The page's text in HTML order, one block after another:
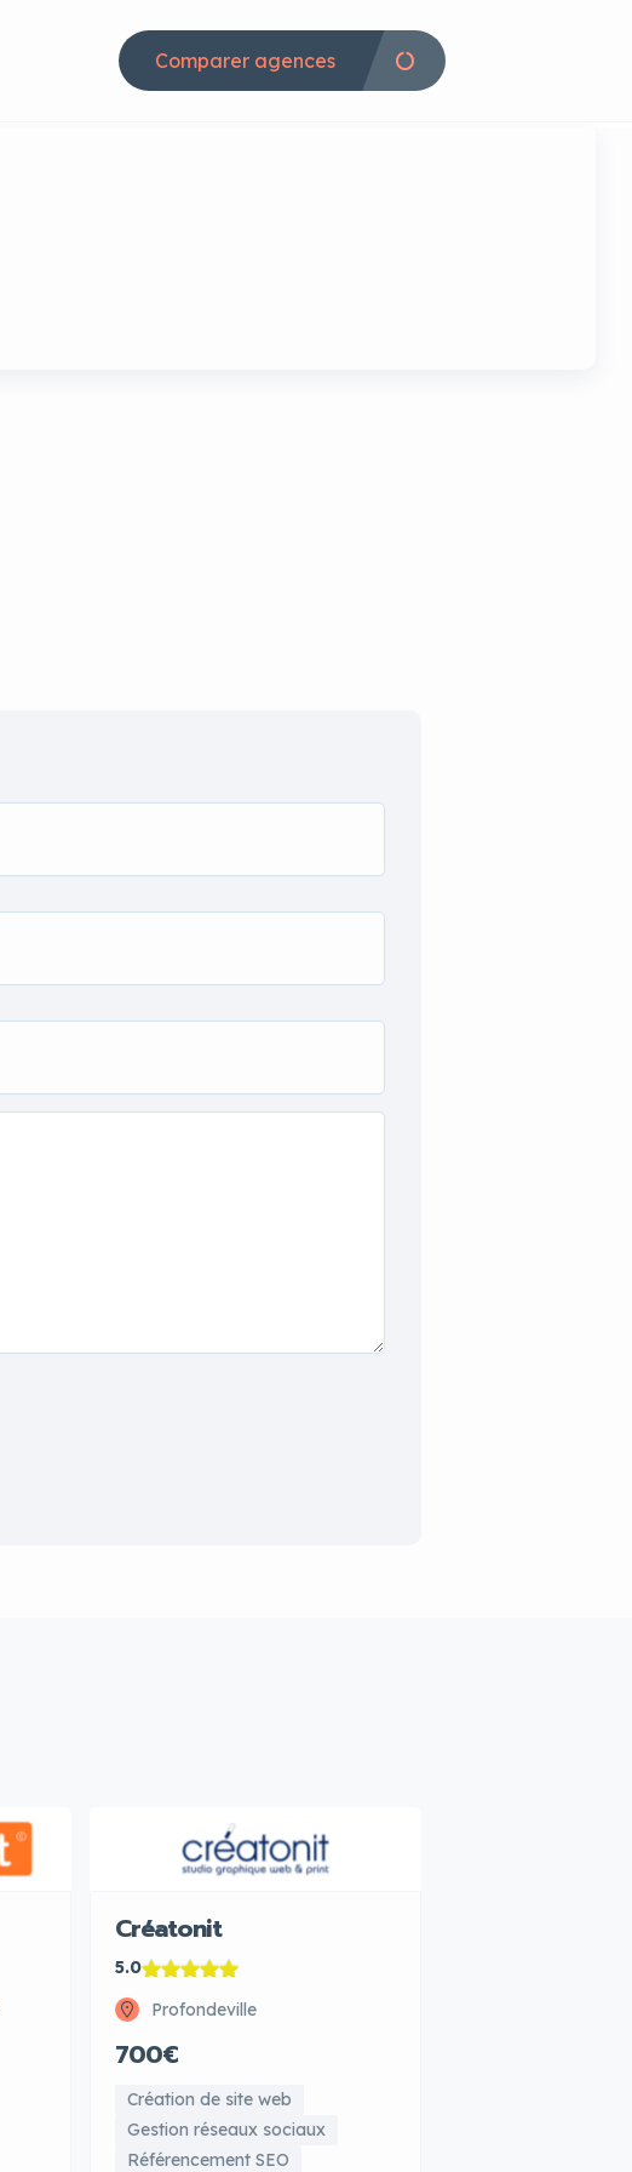
Comparer agences
Créatonit
5.0
Profondeville
700€
Création de site web
Gestion réseaux sociaux
Référencement SEO